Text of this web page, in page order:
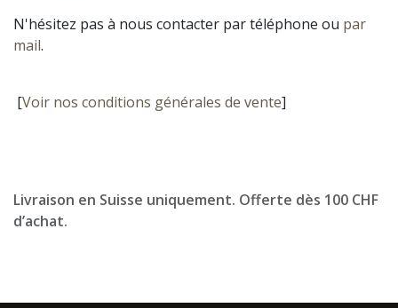
N'hésitez pas à nous contacter par téléphone ou par
mail.
[Voir nos conditions générales de vente]
Livraison en Suisse uniquement. Offerte dès 100 CHF
d’achat.